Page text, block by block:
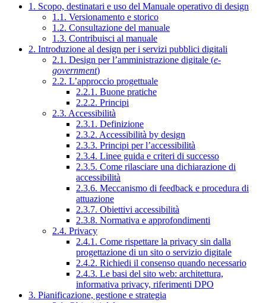
1. Scopo, destinatari e uso del Manuale operativo di design
1.1. Versionamento e storico
1.2. Consultazione del manuale
1.3. Contribuisci al manuale
2. Introduzione al design per i servizi pubblici digitali
2.1. Design per l’amministrazione digitale (e-
government)
2.2. L’approccio progettuale
2.2.1. Buone pratiche
2.2.2. Principi
2.3. Accessibilità
2.3.1. Definizione
2.3.2. Accessibilità by design
2.3.3. Principi per l’accessibilità
2.3.4. Linee guida e criteri di successo
2.3.5. Come rilasciare una dichiarazione di
accessibilità
2.3.6. Meccanismo di feedback e procedura di
attuazione
2.3.7. Obiettivi accessibilità
2.3.8. Normativa e approfondimenti
2.4. Privacy
2.4.1. Come rispettare la privacy sin dalla
progettazione di un sito o servizio digitale
2.4.2. Richiedi il consenso quando necessario
2.4.3. Le basi del sito web: architettura,
informativa privacy, riferimenti DPO
3. Pianificazione, gestione e strategia